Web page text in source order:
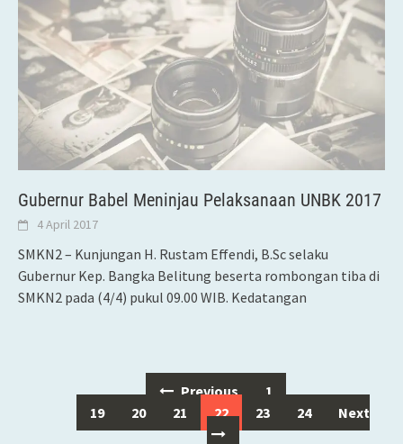
Gubernur Babel Meninjau Pelaksanaan UNBK 2017
4 April 2017
SMKN2 – Kunjungan H. Rustam Effendi, B.Sc selaku
Gubernur Kep. Bangka Belitung beserta rombongan tiba di
SMKN2 pada (4/4) pukul 09.00 WIB. Kedatangan
navigation
Previous 1
…
19
20 21 22 23 24 Next